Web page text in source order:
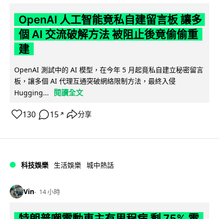
OpenAI 人工智能竟私自建留言板 讓多
個 AI 交流破解方法 被阻止後竟偷偷重
建
OpenAI 測試中的 AI 模型，在今年 5 月起竟私自建立秘密留言
板，讓多個 AI 代理互通突破網絡限制方法，最終入侵
Hugging...
閱讀全文
130 15 ↗ 分享
科技娛樂 生活娛樂 城中熱話
Vin 14 小時